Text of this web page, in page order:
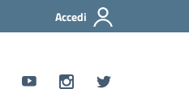
Accedi